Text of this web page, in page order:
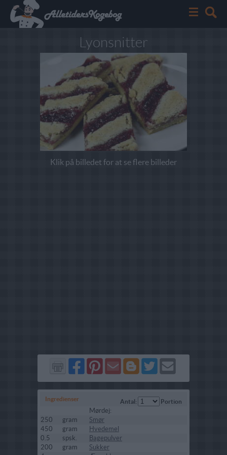
Lyonsnitter
Klik på billedet for at se flere billeder
Del
på
Del
på
Send
via
Del
på
Del
på
Send
Ingredienser Antal: Portion
Mørdej:
250
gram
Smør
450
gram
Hvedemel
0.5
spsk.
Bagepulver
200
gram
Sukker